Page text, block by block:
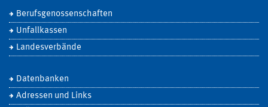
Berufsgenossenschaften
Unfallkassen
Landesverbände
Datenbanken
Adressen und Links